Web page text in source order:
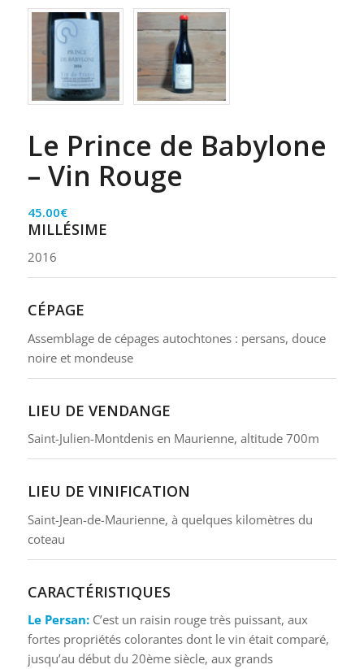
Le Prince de Babylone
– Vin Rouge
45.00€
MILLÉSIME
2016
CÉPAGE
Assemblage de cépages autochtones : persans, douce
noire et mondeuse
LIEU DE VENDANGE
Saint-Julien-Montdenis en Maurienne, altitude 700m
LIEU DE VINIFICATION
Saint-Jean-de-Maurienne, à quelques kilomètres du
coteau
CARACTÉRISTIQUES
Le Persan:C’est un raisin rouge très puissant, aux
fortes propriétés colorantes dont le vin était comparé,
jusqu’au début du 20ème siècle, aux grands